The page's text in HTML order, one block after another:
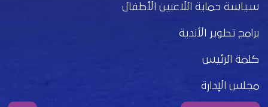
سياسة حماية اللاعبين الأطفال
برامج تطوير الأندية
كلمة الرئيس
مجلس الإدارة